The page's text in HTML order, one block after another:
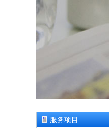
服务项目